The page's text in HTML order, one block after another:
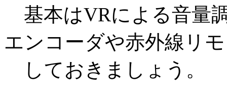
基本はVRによる音量
エンコーダや赤外線リ
しておきましょう。